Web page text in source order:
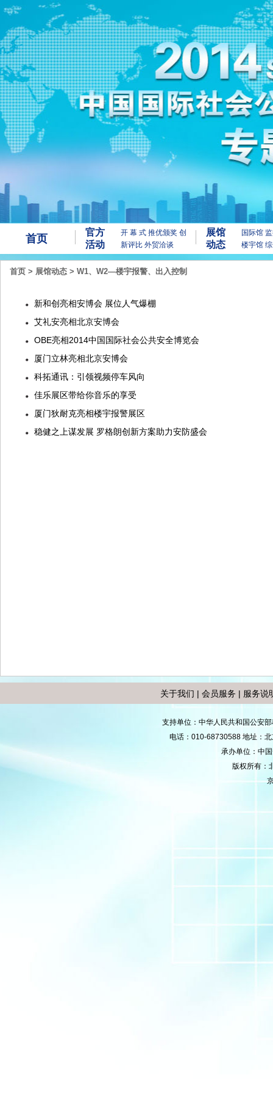
首页
官方
活动
开 幕 式 推优颁奖 创
新评比 外贸洽谈
展馆
动态
国际馆
楼宇馆
首页 > 展馆动态 > W1、W2—楼宇报警、出入控制
新和创亮相安博会 展位人气爆棚
艾礼安亮相北京安博会
OBE亮相2014中国国际社会公共安全博览会
厦门立林亮相北京安博会
科拓通讯：引领视频停车风向
佳乐展区带给你音乐的享受
厦门狄耐克亮相楼宇报警展区
稳健之上谋发展 罗格朗创新方案助力安防盛会
关于我们 | 会员服务 | 服务说
支持单位：中华人民共和国公安
电话：010-68730588 地址：
承办单位：中
版权所有：